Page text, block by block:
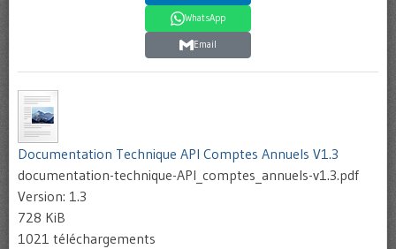
WhatsApp
Email
Documentation Technique API Comptes Annuels V1.3
documentation-technique-API_comptes_annuels-v1.3.pdf
Version: 1.3
728 KiB
1021 téléchargements